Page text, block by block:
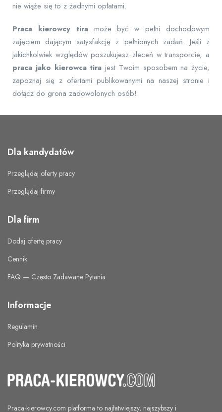
nie wiąże się to z żadnymi opłatami.
Praca kierowcy tira może być w pełni dochodowym
zajęciem dającym satysfakcję z pełnionych zadań. Jeśli z
jakichkolwiek względów poszukujesz zleceń w transporcie, a
praca jako kierowca tira jest Twoim sposobem na życie,
zapoznaj się z ofertami publikowanymi na naszej stronie i
dołącz do grona zadowolonych osób!
Dla kandydatów
Przeglądaj oferty pracy
Przeglądaj firmy
Dla firm
Dodaj ofertę pracy
Cennik
FAQ — Często Zadawane Pytania
Informacje
Regulamin
Polityka prywatności
Praca-kierowcy.com platforma to najłatwiejszy, najszybszy i